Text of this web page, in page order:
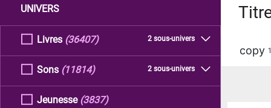
UNIVERS
Livres 2 sous-univers
(36407)
Sons 2 sous-univers
(11814)
Jeunesse (3837)
copy